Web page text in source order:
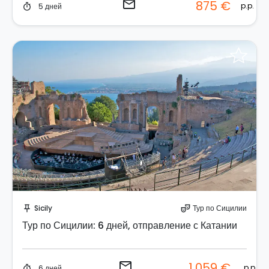
timer 5 дней email 875 € p.p.
push_pin Sicily theater_comedy Тур по Сицилии
Тур по Сицилии: 6 дней, отправление с Катании
email